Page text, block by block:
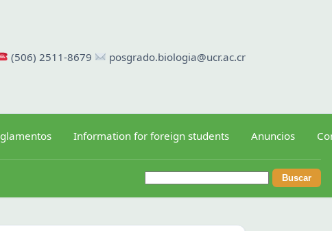
(506) 2511-8679 posgrado.biologia@ucr.ac.cr
Information for foreign students Anuncios
Buscar: